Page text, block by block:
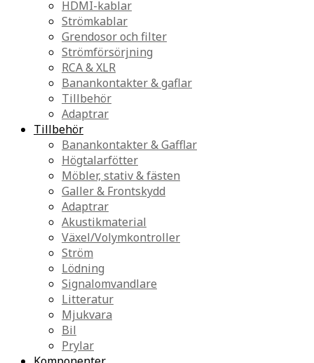
HDMI-kablar
Strömkablar
Grendosor och filter
Strömförsörjning
RCA & XLR
Banankontakter & gaflar
Tillbehör
Adaptrar
Tillbehör
Banankontakter & Gafflar
Högtalarfötter
Möbler, stativ & fästen
Galler & Frontskydd
Adaptrar
Akustikmaterial
Växel/Volymkontroller
Ström
Lödning
Signalomvandlare
Litteratur
Mjukvara
Bil
Prylar